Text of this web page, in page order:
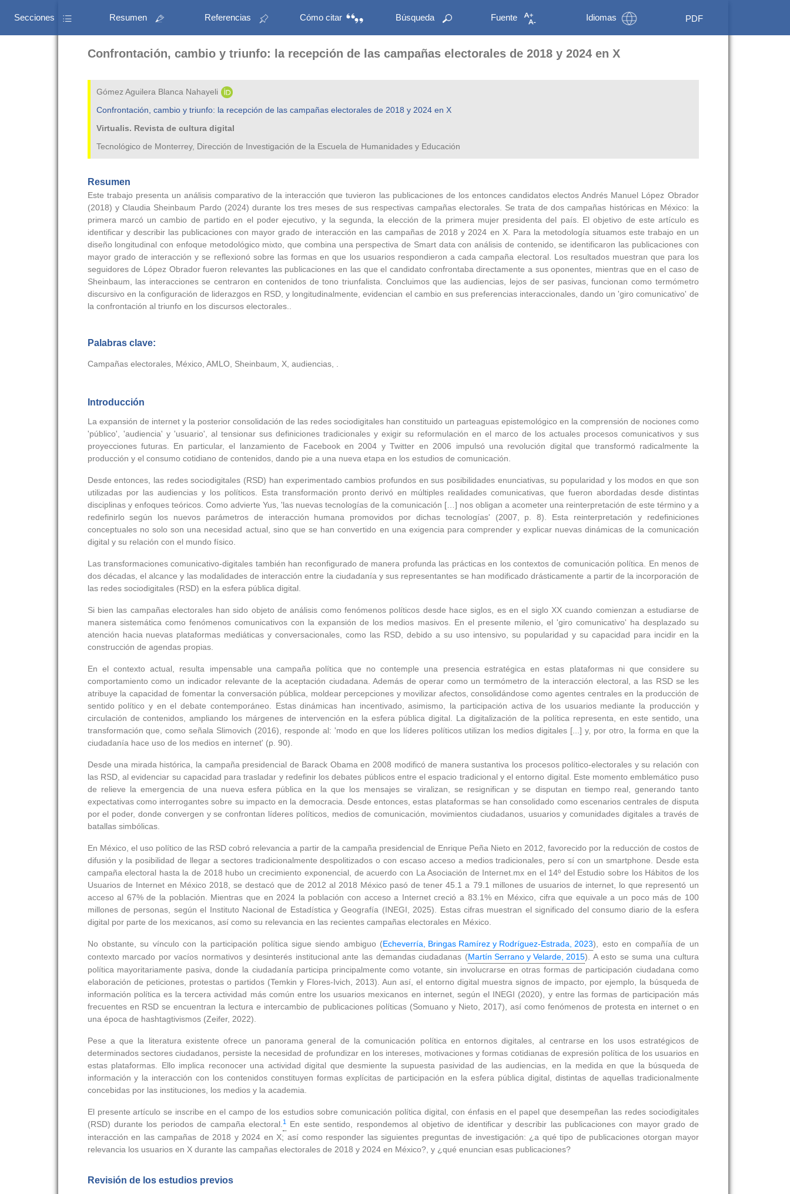
Secciones Resumen Referencias Cómo citar Búsqueda Fuente Idiomas PDF
Confrontación, cambio y triunfo: la recepción de las campañas electorales de 2018 y 2024 en X
Gómez Aguilera Blanca Nahayeli
Confrontación, cambio y triunfo: la recepción de las campañas electorales de 2018 y 2024 en X
Virtualis. Revista de cultura digital
Tecnológico de Monterrey, Dirección de Investigación de la Escuela de Humanidades y Educación
Resumen
Este trabajo presenta un análisis comparativo de la interacción que tuvieron las publicaciones de los entonces candidatos electos Andrés Manuel López Obrador
(2018) y Claudia Sheinbaum Pardo (2024) durante los tres meses de sus respectivas campañas electorales. Se trata de dos campañas históricas en México: la
primera marcó un cambio de partido en el poder ejecutivo, y la segunda, la elección de la primera mujer presidenta del país. El objetivo de este artículo es
identificar y describir las publicaciones con mayor grado de interacción en las campañas de 2018 y 2024 en X. Para la metodología situamos este trabajo en un
diseño longitudinal con enfoque metodológico mixto, que combina una perspectiva de Smart data con análisis de contenido, se identificaron las publicaciones con
mayor grado de interacción y se reflexionó sobre las formas en que los usuarios respondieron a cada campaña electoral. Los resultados muestran que para los
seguidores de López Obrador fueron relevantes las publicaciones en las que el candidato confrontaba directamente a sus oponentes, mientras que en el caso de
Sheinbaum, las interacciones se centraron en contenidos de tono triunfalista. Concluimos que las audiencias, lejos de ser pasivas, funcionan como termómetro
discursivo en la configuración de liderazgos en RSD, y longitudinalmente, evidencian el cambio en sus preferencias interaccionales, dando un 'giro comunicativo' de
la confrontación al triunfo en los discursos electorales..
Palabras clave:
Campañas electorales, México, AMLO, Sheinbaum, X, audiencias, .
Introducción
La expansión de internet y la posterior consolidación de las redes sociodigitales han constituido un parteaguas epistemológico en la comprensión de nociones como
'público', 'audiencia' y 'usuario', al tensionar sus definiciones tradicionales y exigir su reformulación en el marco de los actuales procesos comunicativos y sus
proyecciones futuras. En particular, el lanzamiento de Facebook en 2004 y Twitter en 2006 impulsó una revolución digital que transformó radicalmente la
producción y el consumo cotidiano de contenidos, dando pie a una nueva etapa en los estudios de comunicación.
Desde entonces, las redes sociodigitales (RSD) han experimentado cambios profundos en sus posibilidades enunciativas, su popularidad y los modos en que son
utilizadas por las audiencias y los políticos. Esta transformación pronto derivó en múltiples realidades comunicativas, que fueron abordadas desde distintas
disciplinas y enfoques teóricos. Como advierte Yus, 'las nuevas tecnologías de la comunicación […] nos obligan a acometer una reinterpretación de este término y a
redefinirlo según los nuevos parámetros de interacción humana promovidos por dichas tecnologías' (2007, p. 8). Esta reinterpretación y redefiniciones
conceptuales no solo son una necesidad actual, sino que se han convertido en una exigencia para comprender y explicar nuevas dinámicas de la comunicación
digital y su relación con el mundo físico.
Las transformaciones comunicativo-digitales también han reconfigurado de manera profunda las prácticas en los contextos de comunicación política. En menos de
dos décadas, el alcance y las modalidades de interacción entre la ciudadanía y sus representantes se han modificado drásticamente a partir de la incorporación de
las redes sociodigitales (RSD) en la esfera pública digital.
Si bien las campañas electorales han sido objeto de análisis como fenómenos políticos desde hace siglos, es en el siglo XX cuando comienzan a estudiarse de
manera sistemática como fenómenos comunicativos con la expansión de los medios masivos. En el presente milenio, el 'giro comunicativo' ha desplazado su
atención hacia nuevas plataformas mediáticas y conversacionales, como las RSD, debido a su uso intensivo, su popularidad y su capacidad para incidir en la
construcción de agendas propias.
En el contexto actual, resulta impensable una campaña política que no contemple una presencia estratégica en estas plataformas ni que considere su
comportamiento como un indicador relevante de la aceptación ciudadana. Además de operar como un termómetro de la interacción electoral, a las RSD se les
atribuye la capacidad de fomentar la conversación pública, moldear percepciones y movilizar afectos, consolidándose como agentes centrales en la producción de
sentido político y en el debate contemporáneo. Estas dinámicas han incentivado, asimismo, la participación activa de los usuarios mediante la producción y
circulación de contenidos, ampliando los márgenes de intervención en la esfera pública digital. La digitalización de la política representa, en este sentido, una
transformación que, como señala Slimovich (2016), responde al: 'modo en que los líderes políticos utilizan los medios digitales [...] y, por otro, la forma en que la
ciudadanía hace uso de los medios en internet' (p. 90).
Desde una mirada histórica, la campaña presidencial de Barack Obama en 2008 modificó de manera sustantiva los procesos político-electorales y su relación con
las RSD, al evidenciar su capacidad para trasladar y redefinir los debates públicos entre el espacio tradicional y el entorno digital. Este momento emblemático puso
de relieve la emergencia de una nueva esfera pública en la que los mensajes se viralizan, se resignifican y se disputan en tiempo real, generando tanto
expectativas como interrogantes sobre su impacto en la democracia. Desde entonces, estas plataformas se han consolidado como escenarios centrales de disputa
por el poder, donde convergen y se confrontan líderes políticos, medios de comunicación, movimientos ciudadanos, usuarios y comunidades digitales a través de
batallas simbólicas.
En México, el uso político de las RSD cobró relevancia a partir de la campaña presidencial de Enrique Peña Nieto en 2012, favorecido por la reducción de costos de
difusión y la posibilidad de llegar a sectores tradicionalmente despolitizados o con escaso acceso a medios tradicionales, pero sí con un smartphone. Desde esta
campaña electoral hasta la de 2018 hubo un crecimiento exponencial, de acuerdo con La Asociación de Internet.mx en el 14º del Estudio sobre los Hábitos de los
Usuarios de Internet en México 2018, se destacó que de 2012 al 2018 México pasó de tener 45.1 a 79.1 millones de usuarios de internet, lo que representó un
acceso al 67% de la población. Mientras que en 2024 la población con acceso a Internet creció a 83.1% en México, cifra que equivale a un poco más de 100
millones de personas, según el Instituto Nacional de Estadística y Geografía (INEGI, 2025). Estas cifras muestran el significado del consumo diario de la esfera
digital por parte de los mexicanos, así como su relevancia en las recientes campañas electorales en México.
No obstante, su vínculo con la participación política sigue siendo ambiguo (Echeverría, Bringas Ramírez y Rodríguez-Estrada, 2023), esto en compañía de un
contexto marcado por vacíos normativos y desinterés institucional ante las demandas ciudadanas (Martín Serrano y Velarde, 2015). A esto se suma una cultura
política mayoritariamente pasiva, donde la ciudadanía participa principalmente como votante, sin involucrarse en otras formas de participación ciudadana como
elaboración de peticiones, protestas o partidos (Temkin y Flores-Ivich, 2013). Aun así, el entorno digital muestra signos de impacto, por ejemplo, la búsqueda de
información política es la tercera actividad más común entre los usuarios mexicanos en internet, según el INEGI (2020), y entre las formas de participación más
frecuentes en RSD se encuentran la lectura e intercambio de publicaciones políticas (Somuano y Nieto, 2017), así como fenómenos de protesta en internet o en
una época de hashtagtivismos (Zeifer, 2022).
Pese a que la literatura existente ofrece un panorama general de la comunicación política en entornos digitales, al centrarse en los usos estratégicos de
determinados sectores ciudadanos, persiste la necesidad de profundizar en los intereses, motivaciones y formas cotidianas de expresión política de los usuarios en
estas plataformas. Ello implica reconocer una actividad digital que desmiente la supuesta pasividad de las audiencias, en la medida en que la búsqueda de
información y la interacción con los contenidos constituyen formas explícitas de participación en la esfera pública digital, distintas de aquellas tradicionalmente
concebidas por las instituciones, los medios y la academia.
El presente artículo se inscribe en el campo de los estudios sobre comunicación política digital, con énfasis en el papel que desempeñan las redes sociodigitales
(RSD) durante los periodos de campaña electoral.1
En este sentido, respondemos al objetivo de identificar y describir las publicaciones con mayor grado de
interacción en las campañas de 2018 y 2024 en X; así como responder las siguientes preguntas de investigación: ¿a qué tipo de publicaciones otorgan mayor
relevancia los usuarios en X durante las campañas electorales de 2018 y 2024 en México?, y ¿qué enuncian esas publicaciones?
Revisión de los estudios previos